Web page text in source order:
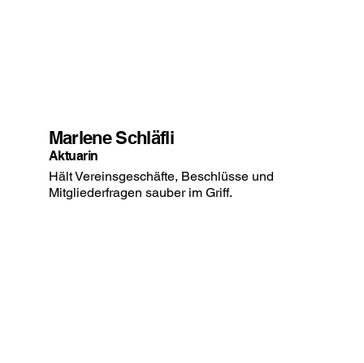
Marlene Schläfli
Aktuarin
Hält Vereinsgeschäfte, Beschlüsse und
Mitgliederfragen sauber im Griff.